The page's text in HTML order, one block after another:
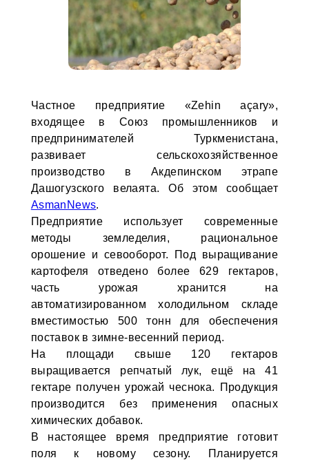
Частное предприятие «Zehin açary»,
входящее в Союз промышленников и
предпринимателей Туркменистана,
развивает сельскохозяйственное
производство в Акдепинском этрапе
Дашогузского велаята. Об этом сообщает
AsmanNews.
Предприятие использует современные
методы земледелия, рациональное
орошение и севооборот. Под выращивание
картофеля отведено более 629 гектаров,
часть урожая хранится на
автоматизированном холодильном складе
вместимостью 500 тонн для обеспечения
поставок в зимне-весенний период.
На площади свыше 120 гектаров
выращивается репчатый лук, ещё на 41
гектаре получен урожай чеснока. Продукция
производится без применения опасных
химических добавок.
В настоящее время предприятие готовит
поля к новому сезону. Планируется